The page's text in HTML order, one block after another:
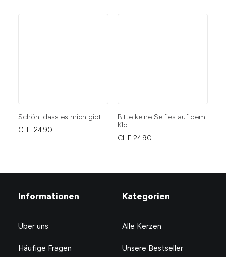
Schön, dass es mich gibt
CHF 24.90
Bitte keine Selfies auf dem
Klo.
CHF 24.90
Informationen
Über uns
Häufige Fragen
Kategorien
Alle Kerzen
Unsere Bestseller